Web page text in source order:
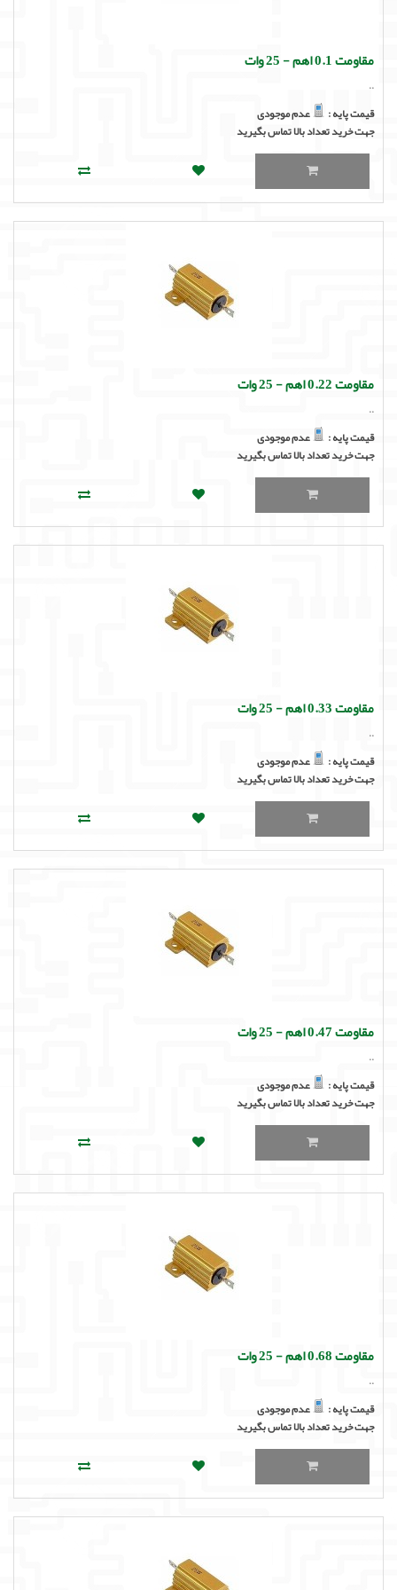
مقاومت 0.1 اهم - 25 وات
..
قیمت پایه :
عدم موجودی
جهت خرید تعداد بالا تماس بگیرید
مقاومت 0.22 اهم - 25 وات
..
قیمت پایه :
عدم موجودی
جهت خرید تعداد بالا تماس بگیرید
مقاومت 0.33 اهم - 25 وات
..
قیمت پایه :
عدم موجودی
جهت خرید تعداد بالا تماس بگیرید
مقاومت 0.47 اهم - 25 وات
..
قیمت پایه :
عدم موجودی
جهت خرید تعداد بالا تماس بگیرید
مقاومت 0.68 اهم - 25 وات
..
قیمت پایه :
عدم موجودی
جهت خرید تعداد بالا تماس بگیرید